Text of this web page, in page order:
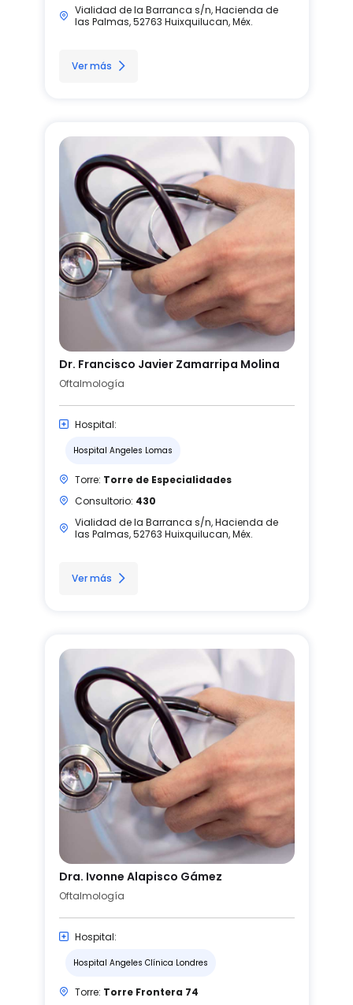
Vialidad de la Barranca s/n, Hacienda de
las Palmas, 52763 Huixquilucan, Méx.
Ver más
Dr. Francisco Javier Zamarripa Molina
Oftalmología
Hospital:
Hospital Angeles Lomas
Torre: Torre de Especialidades
Consultorio: 430
Vialidad de la Barranca s/n, Hacienda de
las Palmas, 52763 Huixquilucan, Méx.
Ver más
Dra. Ivonne Alapisco Gámez
Oftalmología
Hospital:
Hospital Angeles Clínica Londres
Torre: Torre Frontera 74